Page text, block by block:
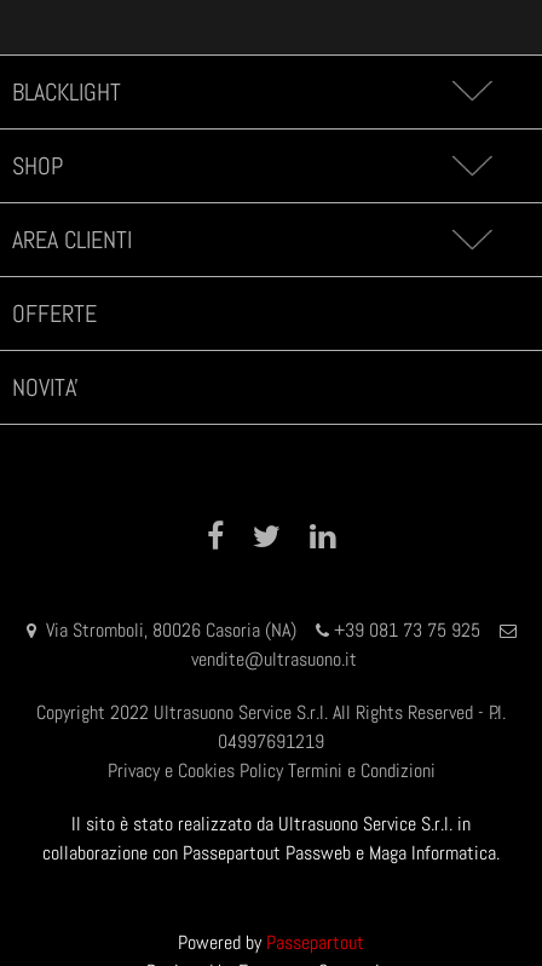
BLACKLIGHT
SHOP
AREA CLIENTI
OFFERTE
NOVITA'
Facebook Twitter
Via Stromboli, 80026 Casoria (NA)
+39 081 73 75 925
vendite@ultrasuono.it
Copyright 2022 Ultrasuono Service S.r.l. All Rights Reserved - P.I.
04997691219
Privacy e Cookies Policy Termini e Condizioni
Il sito è stato realizzato da Ultrasuono Service S.r.l. in
collaborazione con Passepartout Passweb e Maga Informatica.
Powered byPassepartout